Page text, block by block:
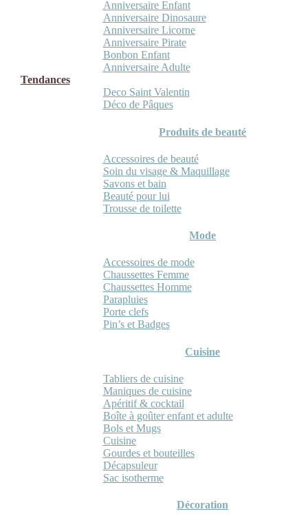
Anniversaire Enfant
Anniversaire Dinosaure
Anniversaire Licorne
Anniversaire Pirate
Bonbon Enfant
Anniversaire Adulte
Tendances
Deco Saint Valentin
Déco de Pâques
Produits de beauté
Accessoires de beauté
Soin du visage & Maquillage
Savons et bain
Beauté pour lui
Trousse de toilette
Mode
Accessoires de mode
Chaussettes Femme
Chaussettes Homme
Parapluies
Porte clefs
Pin’s et Badges
Cuisine
Tabliers de cuisine
Maniques de cuisine
Apéritif & cocktail
Boîte à goûter enfant et adulte
Bols et Mugs
Cuisine
Gourdes et bouteilles
Décapsuleur
Sac isotherme
Décoration